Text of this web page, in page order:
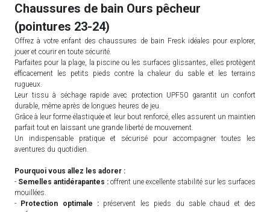
Chaussures de bain Ours pêcheur
(pointures 23-24)
Offrez à votre enfant des chaussures de bain Fresk idéales pour explorer,
jouer et courir en toute sécurité.
Parfaites pour la plage, la piscine ou les surfaces glissantes, elles protègent
efficacement les petits pieds contre la chaleur du sable et les terrains
rugueux.
Leur tissu à séchage rapide avec protection UPF50 garantit un confort
durable, même après de longues heures de jeu.
Grâce à leur forme élastiquée et leur bout renforcé, elles assurent un maintien
parfait tout en laissant une grande liberté de mouvement.
Un indispensable pratique et sécurisé pour accompagner toutes les
aventures du quotidien.
Pourquoi vous allez les adorer :
- Semelles antidérapantes : offrent une excellente stabilité sur les surfaces
mouillées.
- Protection optimale : préservent les pieds du sable chaud et des